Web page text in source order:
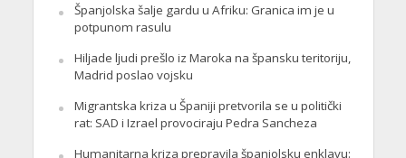
Španjolska šalje gardu u Afriku: Granica im je u
potpunom rasulu
Hiljade ljudi prešlo iz Maroka na špansku teritoriju,
Madrid poslao vojsku
Migrantska kriza u Španiji pretvorila se u politički
rat: SAD i Izrael provociraju Pedra Sancheza
Humanitarna kriza prepravila španjolsku enklavu: